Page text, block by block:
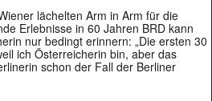
lächelten Arm in Arm für die
Erlebnisse in 60 Jahren BRD kann
nur bedingt erinnern: „Die ersten 30
ich Österreicherin bin, aber das
schon der Fall der Berliner